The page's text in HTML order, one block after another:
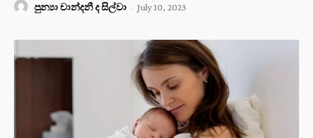
පුන්‍යා චාන්දනී ද සිල්වා - July 10, 2023